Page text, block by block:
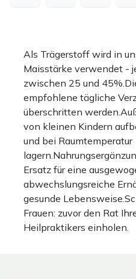
Als Trägerstoff wird in
Maisstärke verwendet -
zwischen 25 und
empfohlene tägliche
überschritten
von kleinen Kindern
und bei Raumtemperatur
Ersatz für eine
abwechslungsreiche
gesunde
Frauen: zuvor den Rat
Heilpraktikers einholen.